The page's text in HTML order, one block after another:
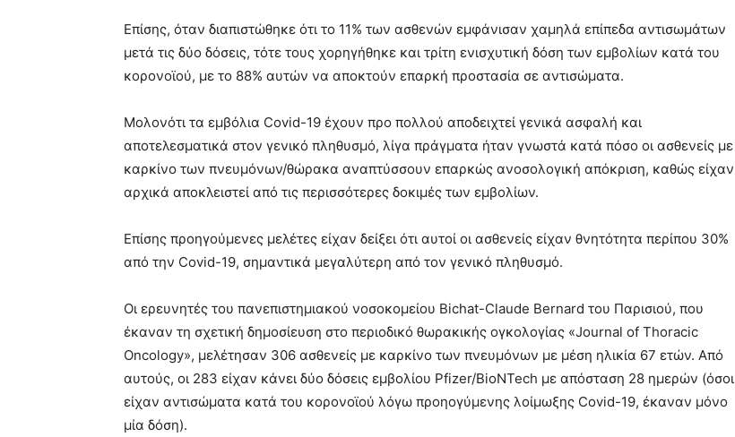
lyons
teaches
the
of
pain.
pornhun
hd
porn
Επίσης, όταν διαπιστώθηκε ότι το 11% των ασθενών εμφάνισαν χαμηλά επίπεδα αντισωμάτων
μετά τις δύο δόσεις, τότε τους χορηγήθηκε και τρίτη ενισχυτική δόση των εμβολίων κατά του
κορονοϊού, με το 88% αυτών να αποκτούν επαρκή προστασία σε αντισώματα.
Μολονότι τα εμβόλια Covid-19 έχουν προ πολλού αποδειχτεί γενικά ασφαλή και
αποτελεσματικά στον γενικό πληθυσμό, λίγα πράγματα ήταν γνωστά κατά πόσο οι ασθενείς με
καρκίνο των πνευμόνων/θώρακα αναπτύσσουν επαρκώς ανοσολογική απόκριση, καθώς είχαν
αρχικά αποκλειστεί από τις περισσότερες δοκιμές των εμβολίων.
Επίσης προηγούμενες μελέτες είχαν δείξει ότι αυτοί οι ασθενείς είχαν θνητότητα περίπου 30%
από την Covid-19, σημαντικά μεγαλύτερη από τον γενικό πληθυσμό.
Οι ερευνητές του πανεπιστημιακού νοσοκομείου Bichat-Claude Bernard του Παρισιού, που
έκαναν τη σχετική δημοσίευση στο περιοδικό θωρακικής ογκολογίας «Journal of Thoracic
Oncology», μελέτησαν 306 ασθενείς με καρκίνο των πνευμόνων με μέση ηλικία 67 ετών. Από
αυτούς, οι 283 είχαν κάνει δύο δόσεις εμβολίου Pfizer/BioNTech με απόσταση 28 ημερών (όσοι
είχαν αντισώματα κατά του κορονοϊού λόγω προηογύμενης λοίμωξης Covid-19, έκαναν μόνο
μία δόση).